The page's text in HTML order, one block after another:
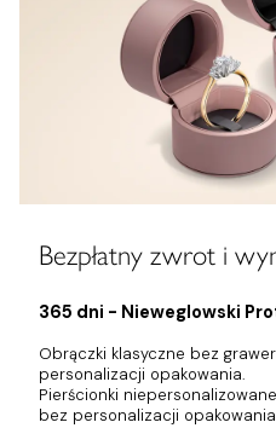
Bezpłatny zwrot i
365 dni - Nieweglowski
Obrączki klasyczne bez
personalizacji opakowania.
Pierścionki
bez personalizacji